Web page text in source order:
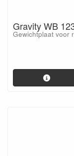
Gravity WB
Gewichtplaat voor